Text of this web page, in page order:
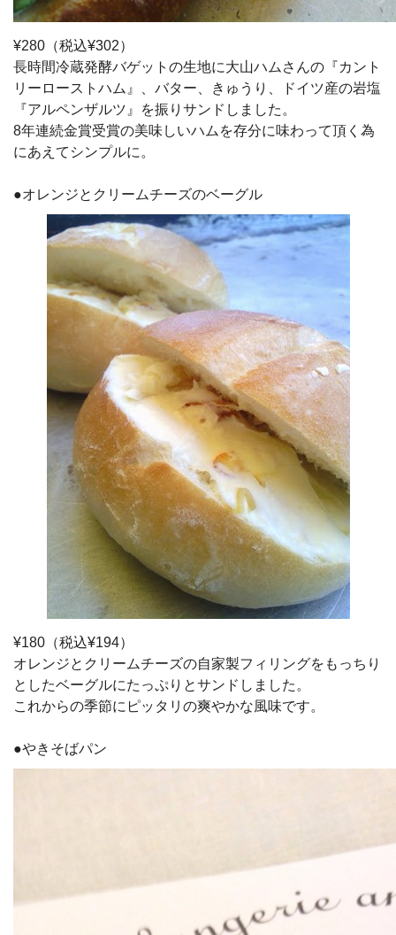
¥280（税込¥302）
長時間冷蔵発酵バゲットの生地に大山ハムさんの『カント
リーローストハム』、バター、きゅうり、ドイツ産の岩塩
『アルペンザルツ』を振りサンドしました。
8年連続金賞受賞の美味しいハムを存分に味わって頂く為
にあえてシンプルに。
●オレンジとクリームチーズのベーグル
¥180（税込¥194）
オレンジとクリームチーズの自家製フィリングをもっちり
としたベーグルにたっぷりとサンドしました。
これからの季節にピッタリの爽やかな風味です。
●やきそばパン